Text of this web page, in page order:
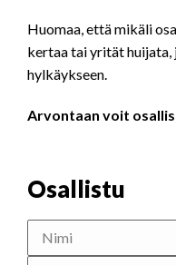
Huomaa, että mikäli
kertaa tai yrität huijata,
hylkäykseen.
Arvontaan voit
Osallistu